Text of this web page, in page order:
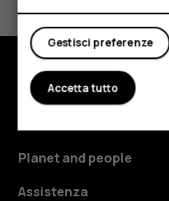
Il mio account
Sì No
Negozio
Planet and people
Assistenza
Gestisci preferenze
Accetta tutto